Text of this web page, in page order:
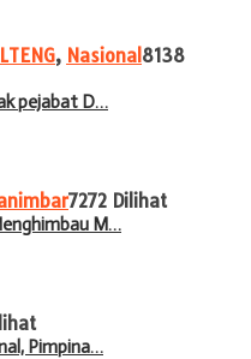
, Nasional 8138
pejabat D…
7272 Dilihat
M…
Pimpina…